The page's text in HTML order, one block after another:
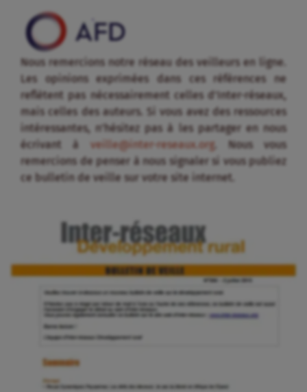
Nous remercions notre réseau des veilleurs en ligne.
Les opinions exprimées dans ces références ne
reflètent pas nécessairement celles d’Inter-réseaux,
mais celles des auteurs. Si vous avez des ressources
intéressantes, n’hésitez pas à les partager en nous
écrivant à veille@inter-reseaux.org. Nous vous
remercions de penser à nous signaler si vous publiez
ce bulletin de veille sur votre site internet.